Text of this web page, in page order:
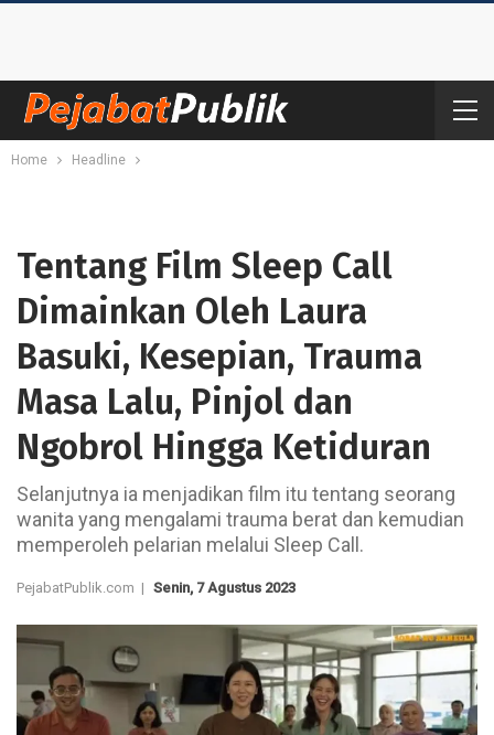
Home Headline
Tentang Film Sleep Call
Dimainkan Oleh Laura
Basuki, Kesepian, Trauma
Masa Lalu, Pinjol dan
Ngobrol Hingga Ketiduran
Selanjutnya ia menjadikan film itu tentang seorang
wanita yang mengalami trauma berat dan kemudian
memperoleh pelarian melalui Sleep Call.
PejabatPublik.com | Senin, 7 Agustus 2023